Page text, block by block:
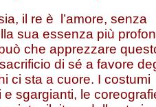
il re è l’amore, senza
sua essenza più
che apprezzare
di sé a favore
ci sta a cuore. I costumi
e sgargianti, le